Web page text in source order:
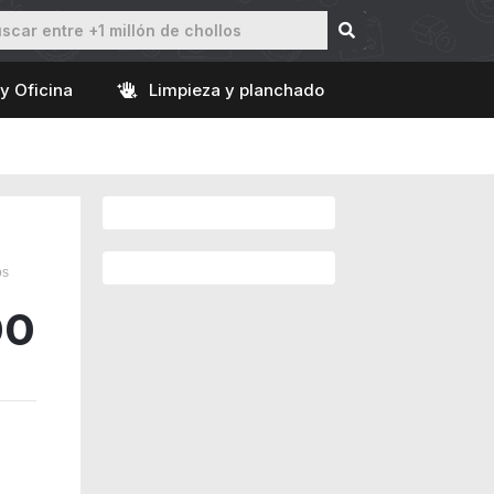
Oficina Limpieza y planchado